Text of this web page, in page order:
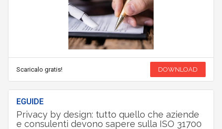
Scaricalo gratis! DOWNLOAD
EGUIDE
Privacy by design: tutto quello che aziende
e consulenti devono sapere sulla ISO 31700